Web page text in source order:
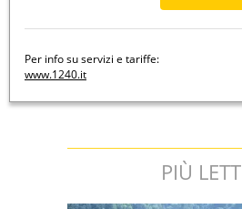
Per info su servizi e tariffe:
www.1240.it
PIÙ